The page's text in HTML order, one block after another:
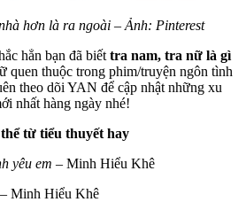
hơn là ra ngoài – Ảnh: Pinterest
hẳn bạn đã biết tra nam, tra nữ là gì
quen thuộc trong phim/truyện ngôn tình
theo dõi YAN để cập nhật những xu
nhất hàng ngày nhé!
từ tiểu thuyết hay
yêu em – Minh Hiểu Khê
– Minh Hiểu Khê